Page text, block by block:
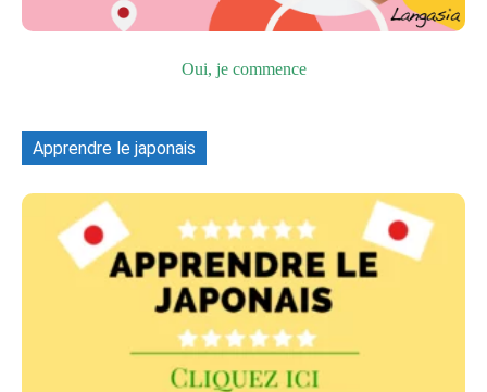
Oui, je commence
Apprendre le japonais